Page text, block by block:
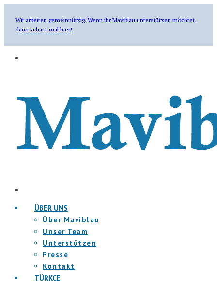
Wir arbeiten gemeinnützig. Wenn ihr Maviblau unterstützen möchtet,
dann schaut mal hier!
ÜBER UNS
Über Maviblau
Unser Team
Unterstützen
Presse
Kontakt
TÜRKÇE